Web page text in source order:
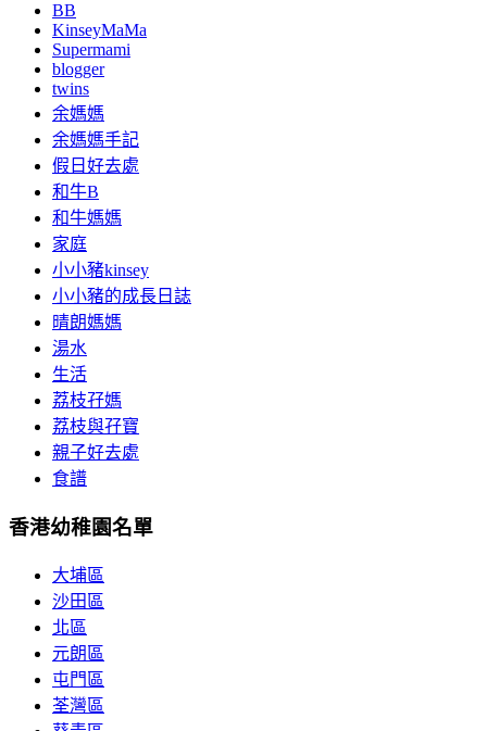
BB
KinseyMaMa
Supermami
blogger
twins
余媽媽
余媽媽手記
假日好去處
和牛B
和牛媽媽
家庭
小小豬kinsey
小小豬的成長日誌
晴朗媽媽
湯水
生活
荔枝孖媽
荔枝與孖寶
親子好去處
食譜
香港幼稚園名單
大埔區
沙田區
北區
元朗區
屯門區
荃灣區